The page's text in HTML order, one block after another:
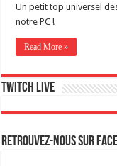
Un petit top universel
notre PC !
Read More »
Twitch live
Retrouvez-nous sur